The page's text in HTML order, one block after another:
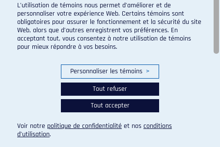
© 2026 Carabins de l'Université de Montréal. Tous droits
réservés.
Paramètres des témoins
L’utilisation de témoins nous permet d’améliorer et de
personnaliser votre expérience Web. Certains témoins sont
obligatoires pour assurer le fonctionnement et la sécurité du site
Web, alors que d’autres enregistrent vos préférences. En
acceptant tout, vous consentez à notre utilisation de témoins
pour mieux répondre à vos besoins.
Personnaliser les témoins >
Tout refuser
Tout accepter
Voir notre politique de confidentialité et nos conditions
d’utilisation.